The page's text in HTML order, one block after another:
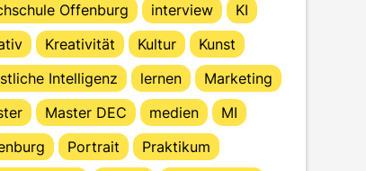
Offenburg
interview
KI
Kreativität Kultur
Kunst
Intelligenz
lernen
Marketing
Master DEC medien
MI
Portrait
Praktikum